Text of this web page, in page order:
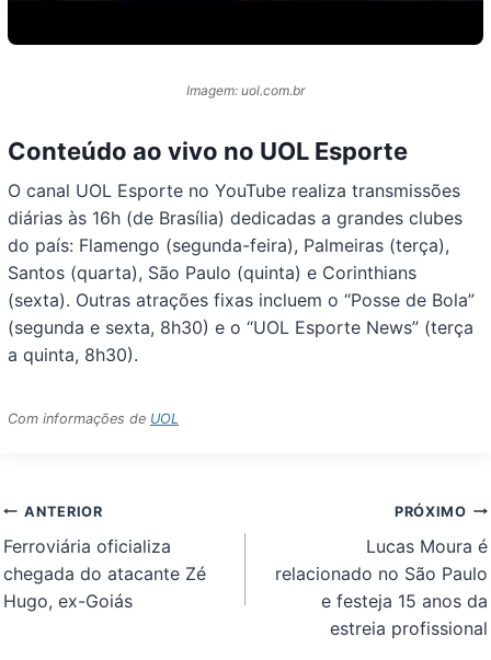
Imagem: uol.com.br
Conteúdo ao vivo no UOL Esporte
O canal UOL Esporte no YouTube realiza transmissões
diárias às 16h (de Brasília) dedicadas a grandes clubes
do país: Flamengo (segunda-feira), Palmeiras (terça),
Santos (quarta), São Paulo (quinta) e Corinthians
(sexta). Outras atrações fixas incluem o “Posse de Bola”
(segunda e sexta, 8h30) e o “UOL Esporte News” (terça
a quinta, 8h30).
Com informações de UOL
Navegação
de
Post
ANTERIOR
Ferroviária oficializa
chegada do atacante Zé
Hugo, ex-Goiás
PRÓXIMO
Lucas Moura é
relacionado no São Paulo
e festeja 15 anos da
estreia profissional